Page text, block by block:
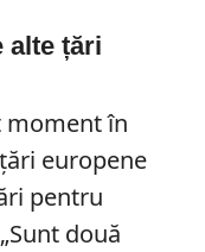
alte țări
moment în
europene
pentru
două